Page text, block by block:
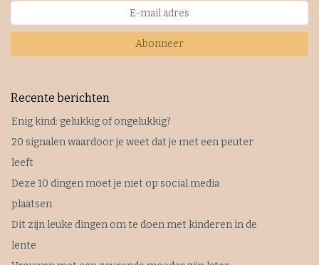
Abonneer
Recente berichten
Enig kind: gelukkig of ongelukkig?
20 signalen waardoor je weet dat je met een peuter
leeft
Deze 10 dingen moet je niet op social media
plaatsen
Dit zijn leuke dingen om te doen met kinderen in de
lente